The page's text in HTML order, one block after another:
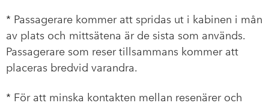
* Passagerare kommer att spridas ut i kabinen i mån
av plats och mittsätena är de sista som används.
Passagerare som reser tillsammans kommer att
placeras bredvid varandra.
* För att minska kontakten mellan resenärer och